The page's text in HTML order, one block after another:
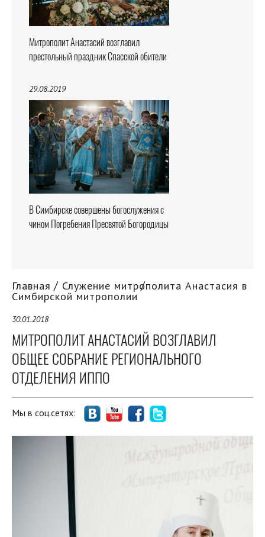
Митрополит Анастасий возглавил
престольный праздник Спасской обители
29.08.2019
В Симбирске совершены богослужения с
чином Погребения Пресвятой Богородицы
Главная Служение митрополита Анастасия в
Симбирской митрополии
30.01.2018
МИТРОПОЛИТ АНАСТАСИЙ ВОЗГЛАВИЛ
ОБЩЕЕ СОБРАНИЕ РЕГИОНАЛЬНОГО
ОТДЕЛЕНИЯ ИППО
Мы в соц.сетях: